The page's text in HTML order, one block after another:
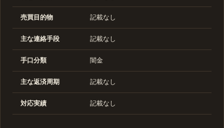
売買目的物 記載なし
主な連絡手段 記載なし
手口分類 闇金
主な返済周期 記載なし
対応実績 記載なし